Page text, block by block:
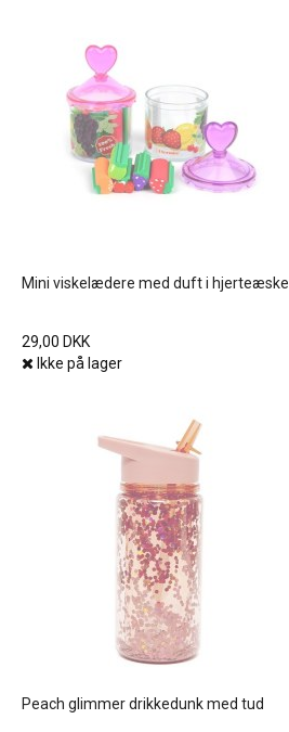
Mini viskelædere med duft i hjerteæske
29,00 DKK
Ikke på lager
Peach glimmer drikkedunk med tud